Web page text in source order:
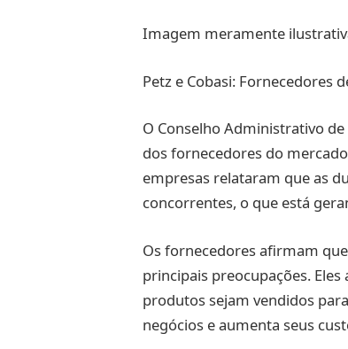
Imagem meramente
Petz e Cobasi: Fornecedores
O Conselho Administrativo
dos fornecedores do
empresas relataram que as
concorrentes, o que está
Os fornecedores afirmam
principais preocupações.
produtos sejam vendidos
negócios e aumenta seus